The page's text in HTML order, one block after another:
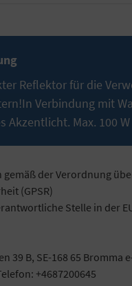
Reflektor für die
Verbindung mit
Akzentlicht. Max. 100
der Verordnung
(GPSR)
Stelle in der
39 B, SE-168 65 Bromma
+4687200645